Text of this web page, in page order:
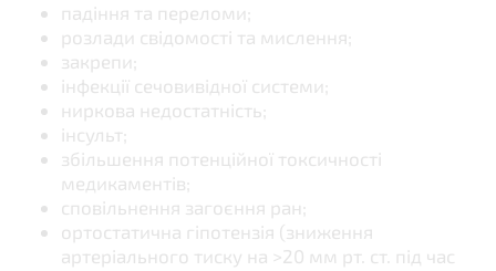
падіння та переломи;
розлади свідомості та мислення;
закрепи;
інфекції сечовивідної системи;
ниркова недостатність;
інсульт;
збільшення потенційної токсичності
медикаментів;
сповільнення загоєння ран;
ортостатична гіпотензія (зниження
артеріального тиску на >20 мм рт. ст. під час